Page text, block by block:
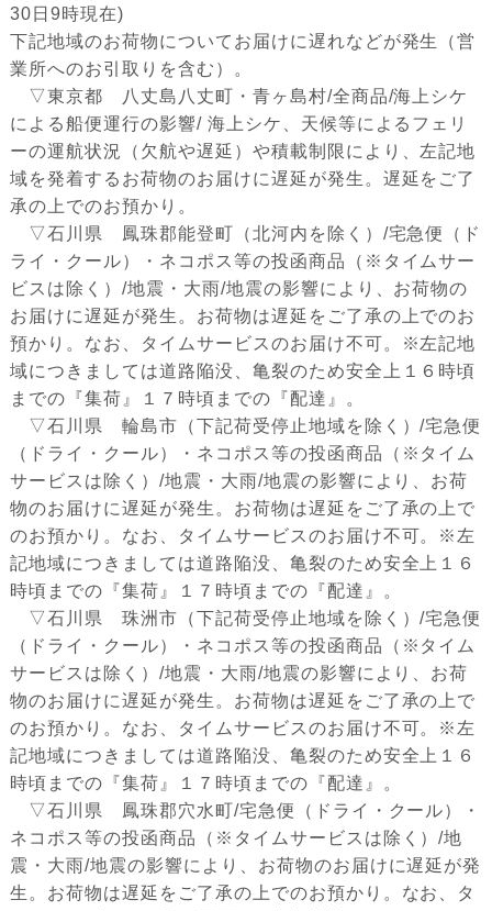
30日9時現在)
下記地域のお荷物についてお届けに遅れなどが発生（営
業所へのお引取りを含む）。
▽東京都 八丈島八丈町・青ヶ島村/全商品/海上シケ
による船便運行の影響/ 海上シケ、天候等によるフェリ
ーの運航状況（欠航や遅延）や積載制限により、左記地
域を発着するお荷物のお届けに遅延が発生。遅延をご了
承の上でのお預かり。
▽石川県 鳳珠郡能登町（北河内を除く）/宅急便（ド
ライ・クール）・ネコポス等の投函商品（※タイムサー
ビスは除く）/地震・大雨/地震の影響により、お荷物の
お届けに遅延が発生。お荷物は遅延をご了承の上でのお
預かり。なお、タイムサービスのお届け不可。※左記地
域につきましては道路陥没、亀裂のため安全上１６時頃
までの『集荷』１７時頃までの『配達』。
▽石川県 輪島市（下記荷受停止地域を除く）/宅急便
（ドライ・クール）・ネコポス等の投函商品（※タイム
サービスは除く）/地震・大雨/地震の影響により、お荷
物のお届けに遅延が発生。お荷物は遅延をご了承の上で
のお預かり。なお、タイムサービスのお届け不可。※左
記地域につきましては道路陥没、亀裂のため安全上１６
時頃までの『集荷』１７時頃までの『配達』。
▽石川県 珠洲市（下記荷受停止地域を除く）/宅急便
（ドライ・クール）・ネコポス等の投函商品（※タイム
サービスは除く）/地震・大雨/地震の影響により、お荷
物のお届けに遅延が発生。お荷物は遅延をご了承の上で
のお預かり。なお、タイムサービスのお届け不可。※左
記地域につきましては道路陥没、亀裂のため安全上１６
時頃までの『集荷』１７時頃までの『配達』。
▽石川県 鳳珠郡穴水町/宅急便（ドライ・クール）・
ネコポス等の投函商品（※タイムサービスは除く）/地
震・大雨/地震の影響により、お荷物のお届けに遅延が発
生。お荷物は遅延をご了承の上でのお預かり。なお、タ